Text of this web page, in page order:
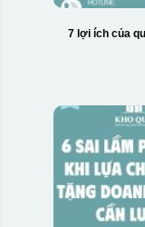
7 lợi ích của